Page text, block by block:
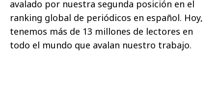
avalado por nuestra segunda posición en el
ranking global de periódicos en español. Hoy,
tenemos más de 13 millones de lectores en
todo el mundo que avalan nuestro trabajo.